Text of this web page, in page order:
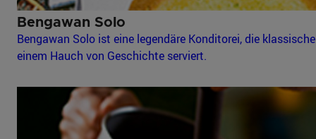
Bengawan Solo
Bengawan Solo ist eine legendäre Konditorei, die
einem Hauch von Geschichte serviert.